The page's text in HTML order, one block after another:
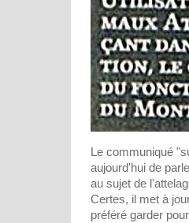
Le communiqué
aujourd'hui de
au sujet de
Certes, il met à
préféré garder